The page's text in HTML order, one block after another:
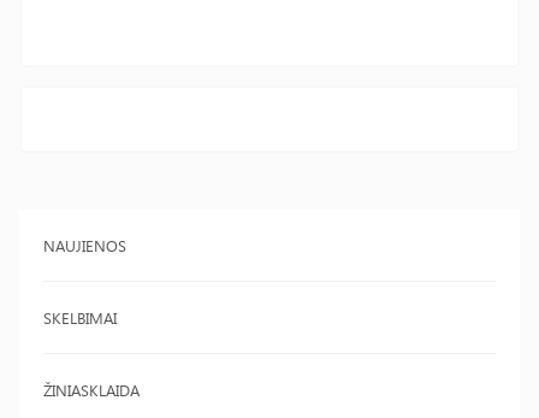
NAUJIENOS
SKELBIMAI
ŽINIASKLAIDA